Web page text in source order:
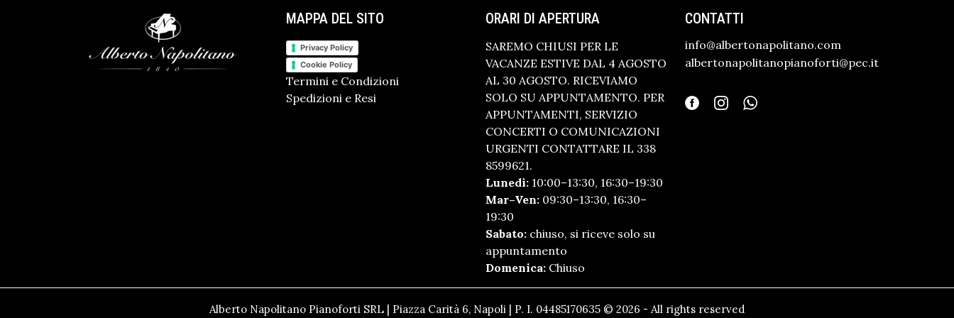
MAPPA DEL SITO
Privacy Policy
Cookie Policy
Termini e Condizioni
Spedizioni e Resi
ORARI DI APERTURA
SAREMO CHIUSI PER LE
VACANZE ESTIVE DAL 4 AGOSTO
AL 30 AGOSTO. RICEVIAMO
SOLO SU APPUNTAMENTO. PER
APPUNTAMENTI, SERVIZIO
CONCERTI O COMUNICAZIONI
URGENTI CONTATTARE IL 338
8599621.
Lunedì: 10:00–13:30, 16:30–19:30
Mar–Ven: 09:30–13:30, 16:30–
19:30
Sabato: chiuso, si riceve solo su
appuntamento
Domenica: Chiuso
CONTATTI
info@albertonapolitano.com
albertonapolitanopianoforti@pec.it
Alberto Napolitano Pianoforti SRL | Piazza Carità 6, Napoli | P. I. 04485170635 © 2026 - All rights reserved